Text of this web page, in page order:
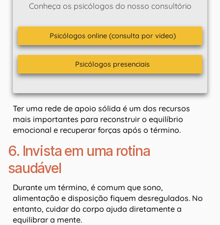
Conheça os psicólogos do nosso consultório
Psicólogos online (consulta por video)
Psicólogos presenciais
Ter uma rede de apoio sólida é um dos recursos
mais importantes para reconstruir o equilíbrio
emocional e recuperar forças após o término.
6. Invista em uma rotina
saudável
Durante um término, é comum que sono,
alimentação e disposição fiquem desregulados. No
entanto, cuidar do corpo ajuda diretamente a
equilibrar a mente.